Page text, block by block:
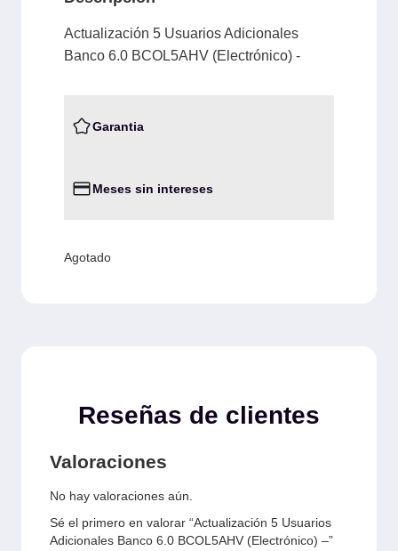
Actualización 5 Usuarios Adicionales
Banco 6.0 BCOL5AHV (Electrónico) -
Garantia
Meses sin intereses
Agotado
Reseñas de clientes
Valoraciones
No hay valoraciones aún.
Sé el primero en valorar “Actualización 5 Usuarios
Adicionales Banco 6.0 BCOL5AHV (Electrónico) –”